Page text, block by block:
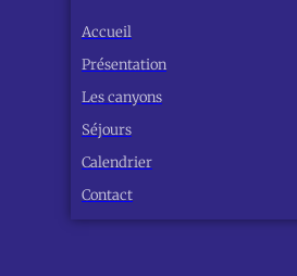
Accueil
Présentation
Les canyons
Séjours
Calendrier
Contact